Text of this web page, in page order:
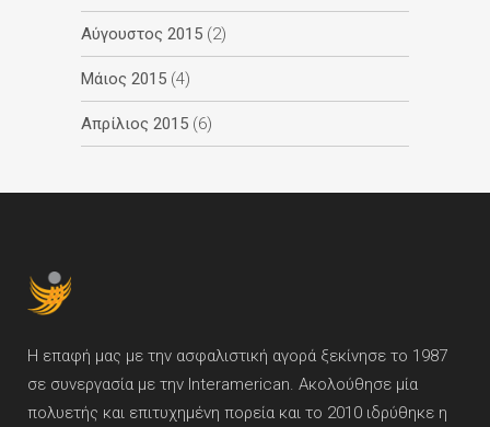
Αύγουστος 2015 (2)
Μάιος 2015 (4)
Απρίλιος 2015 (6)
Η επαφή μας με την ασφαλιστική αγορά ξεκίνησε το 1987
σε συνεργασία με την Interamerican. Ακολούθησε μία
πολυετής και επιτυχημένη πορεία και το 2010 ιδρύθηκε η